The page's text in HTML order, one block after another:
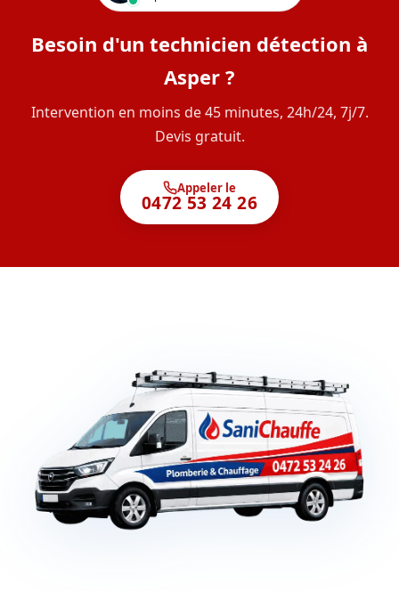
Besoin d'un technicien détection à
Asper ?
Intervention en moins de 45 minutes, 24h/24, 7j/7.
Devis gratuit.
Appeler le
0472 53 24 26